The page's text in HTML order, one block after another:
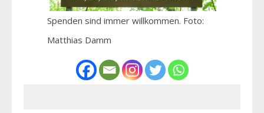
Spenden sind immer willkommen. Foto:
Matthias Damm